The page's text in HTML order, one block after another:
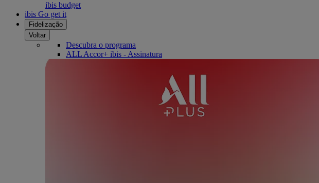
ibis budget
ibis Go get it
Fidelização
Voltar
Descubra o programa
ALL Accor+ ibis - Assinatura